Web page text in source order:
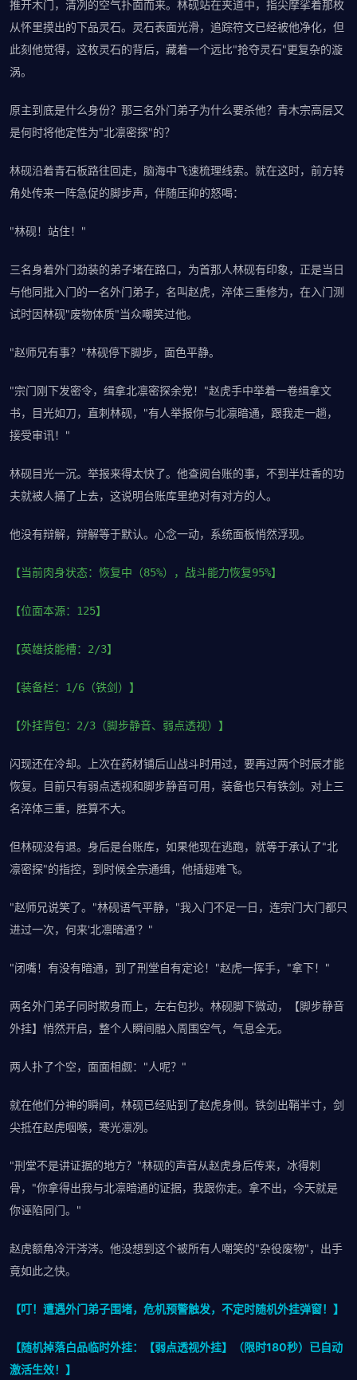
推开木门，清冽的空气扑面而来。林砚站在夹道中，指尖摩挲着那枚
从怀里摸出的下品灵石。灵石表面光滑，追踪符文已经被他净化，但
此刻他觉得，这枚灵石的背后，藏着一个远比"抢夺灵石"更复杂的漩
涡。
原主到底是什么身份？那三名外门弟子为什么要杀他？青木宗高层又
是何时将他定性为"北凛密探"的？
林砚沿着青石板路往回走，脑海中飞速梳理线索。就在这时，前方转
角处传来一阵急促的脚步声，伴随压抑的怒喝：
"林砚！站住！"
三名身着外门劲装的弟子堵在路口，为首那人林砚有印象，正是当日
与他同批入门的一名外门弟子，名叫赵虎，淬体三重修为，在入门测
试时因林砚"废物体质"当众嘲笑过他。
"赵师兄有事？"林砚停下脚步，面色平静。
"宗门刚下发密令，缉拿北凛密探余党！"赵虎手中举着一卷缉拿文
书，目光如刀，直刺林砚，"有人举报你与北凛暗通，跟我走一趟，
接受审讯！"
林砚目光一沉。举报来得太快了。他查阅台账的事，不到半炷香的功
夫就被人捅了上去，这说明台账库里绝对有对方的人。
他没有辩解，辩解等于默认。心念一动，系统面板悄然浮现。
【当前肉身状态：恢复中（85%），战斗能力恢复95%】
【位面本源：125】
【英雄技能槽：2/3】
【装备栏：1/6（铁剑）】
【外挂背包：2/3（脚步静音、弱点透视）】
闪现还在冷却。上次在药材铺后山战斗时用过，要再过两个时辰才能
恢复。目前只有弱点透视和脚步静音可用，装备也只有铁剑。对上三
名淬体三重，胜算不大。
但林砚没有退。身后是台账库，如果他现在逃跑，就等于承认了"北
凛密探"的指控，到时候全宗通缉，他插翅难飞。
"赵师兄说笑了。"林砚语气平静，"我入门不足一日，连宗门大门都只
进过一次，何来'北凛暗通'？"
"闭嘴！有没有暗通，到了刑堂自有定论！"赵虎一挥手，"拿下！"
两名外门弟子同时欺身而上，左右包抄。林砚脚下微动，【脚步静音
外挂】悄然开启，整个人瞬间融入周围空气，气息全无。
两人扑了个空，面面相觑："人呢？"
就在他们分神的瞬间，林砚已经贴到了赵虎身侧。铁剑出鞘半寸，剑
尖抵在赵虎咽喉，寒光凛冽。
"刑堂不是讲证据的地方？"林砚的声音从赵虎身后传来，冰得刺
骨，"你拿得出我与北凛暗通的证据，我跟你走。拿不出，今天就是
你诬陷同门。"
赵虎额角冷汗涔涔。他没想到这个被所有人嘲笑的"杂役废物"，出手
竟如此之快。
【叮！遭遇外门弟子围堵，危机预警触发，不定时随机外挂弹窗！】
【随机掉落白品临时外挂：【弱点透视外挂】（限时180秒）已自动
激活生效！】